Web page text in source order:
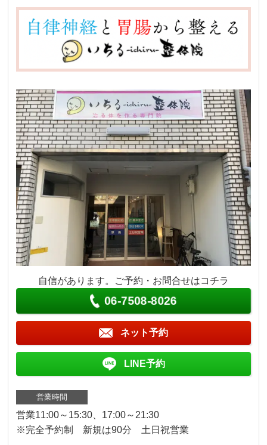
自信があります。ご予約・お問合せはコチラ
06-7508-8026
ネット予約
LINE予約
営業時間
営業11:00～15:30、17:00～21:30
※完全予約制 新規は90分 土日祝営業